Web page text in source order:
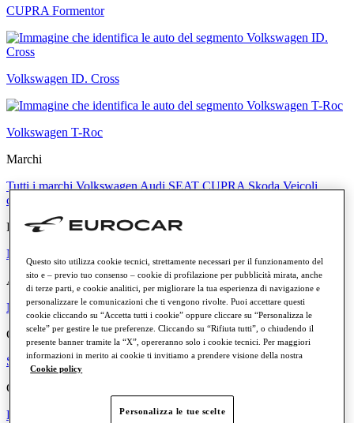
CUPRA Formentor
Volkswagen ID. Cross
Volkswagen T-Roc
Marchi
Tutti i marchi Volkswagen Audi SEAT CUPRA Skoda Veicoli
commerciali
Privati
Noleggio Lungo Termine
Aziende
Noleggio per Aziende
Caratteristiche e vantaggi del noleggio
Scopri di più
Canone mensile
Fino a € 300
Tra € 300 e € 500Tra € 500 e € 700
Questo sito utilizza cookie tecnici, strettamente necessari per il funzionamento del
sito e – previo tuo consenso – cookie di profilazione per pubblicità mirata, anche
di terze parti, e cookie analitici, per migliorare la tua esperienza di navigazione e
personalizzare le comunicazioni che ti vengono rivolte. Puoi accettare questi
cookie cliccando su “Accetta tutti i cookie” oppure cliccare su “Personalizza le
scelte” per gestire le tue preferenze. Cliccando su “Rifiuta tutti”, o chiudendo il
presente banner tramite la “X”, opereranno solo i cookie tecnici. Per maggiori
informazioni in merito ai cookie ti invitiamo a prendere visione della nostra
Cookie policy
Personalizza le tue scelte